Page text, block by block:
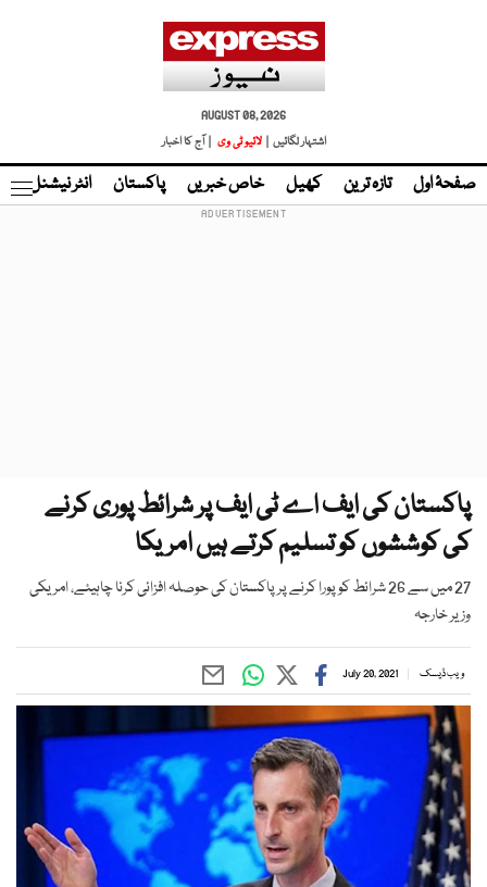
AUGUST 08, 2026
اشتہار لگائیں |
لائیو ٹی وی | آج کا اخبار
صفحۂ اول تازہ ترین کھیل خاص خبریں پاکستان انٹر نیشنل
پاکستان کی ایف اے ٹی ایف پر شرائط پوری کرنے
کی کوششوں کو تسلیم کرتے ہیں امریکا
27 میں سے 26 شرائط کو پورا کرنے پر پاکستان کی حوصلہ افزائی کرنا چاہیئے، امریکی
وزیر خارجہ
ویب ڈیسک July 20, 2021